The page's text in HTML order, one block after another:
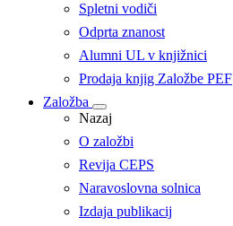
Spletni vodiči
Odprta znanost
Alumni UL v knjižnici
Prodaja knjig Založbe PEF
Založba
Nazaj
O založbi
Revija CEPS
Naravoslovna solnica
Izdaja publikacij